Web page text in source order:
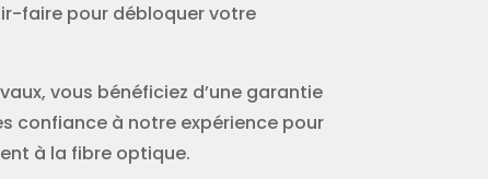
faire pour débloquer votre
vous bénéficiez d’une garantie
confiance à notre expérience pour
à la fibre optique.